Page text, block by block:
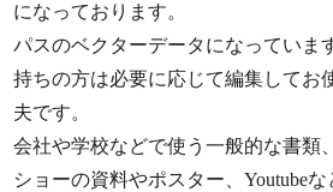
になっております。
パスのベクターデータになっていま
持ちの方は必要に応じて編集してお
夫です。
会社や学校などで使う一般的な書類
ショーの資料やポスター、Youtube